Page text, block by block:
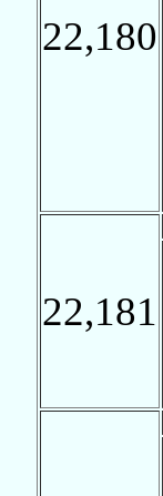
22,180
22,181